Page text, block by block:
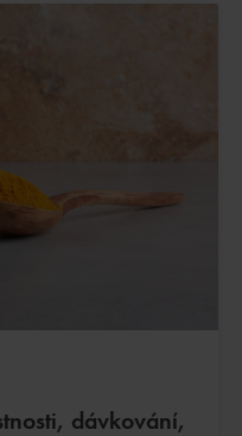
dávkování,